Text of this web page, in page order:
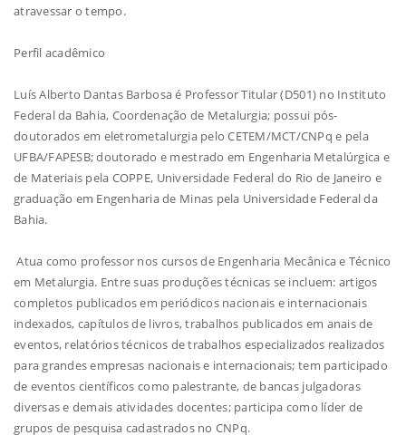
atravessar o tempo.
Perfil acadêmico
Luís Alberto Dantas Barbosa é Professor Titular (D501) no Instituto
Federal da Bahia, Coordenação de Metalurgia; possui pós-
doutorados em eletrometalurgia pelo CETEM/MCT/CNPq e pela
UFBA/FAPESB; doutorado e mestrado em Engenharia Metalúrgica e
de Materiais pela COPPE, Universidade Federal do Rio de Janeiro e
graduação em Engenharia de Minas pela Universidade Federal da
Bahia.
Atua como professor nos cursos de Engenharia Mecânica e Técnico
em Metalurgia. Entre suas produções técnicas se incluem: artigos
completos publicados em periódicos nacionais e internacionais
indexados, capítulos de livros, trabalhos publicados em anais de
eventos, relatórios técnicos de trabalhos especializados realizados
para grandes empresas nacionais e internacionais; tem participado
de eventos científicos como palestrante, de bancas julgadoras
diversas e demais atividades docentes; participa como líder de
grupos de pesquisa cadastrados no CNPq.